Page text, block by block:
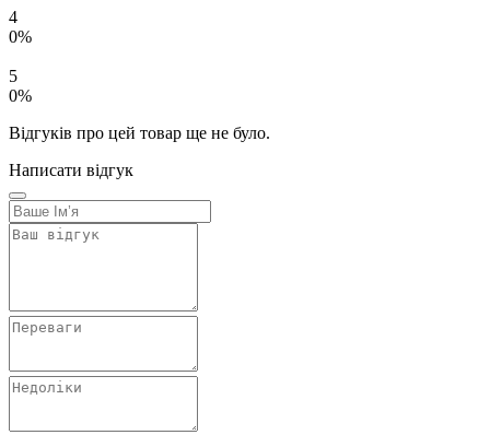
4
0%
5
0%
Відгуків про цей товар ще не було.
Написати відгук